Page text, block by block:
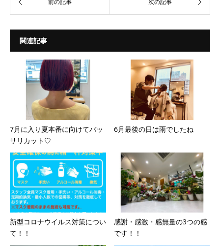
関連記事
7月に入り夏本番に向けてバッ
サリカット♡
6月最後の日は雨でしたね
新型コロナウイルス対策につい
て！！
感謝・感激・感無量の3つの感
です！！